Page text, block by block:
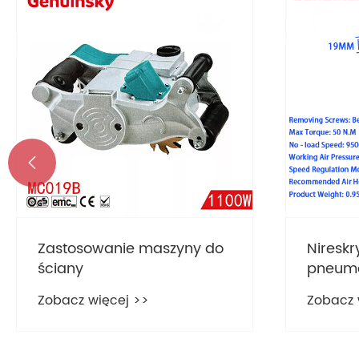
Zastosowanie maszyny do
ściany
Zobacz więcej >>
5HP
Zobacz
